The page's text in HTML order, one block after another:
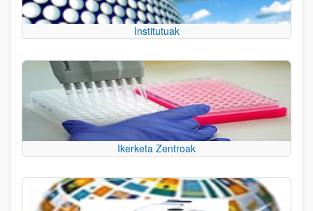
Institutuak
Ikerketa Zentroak